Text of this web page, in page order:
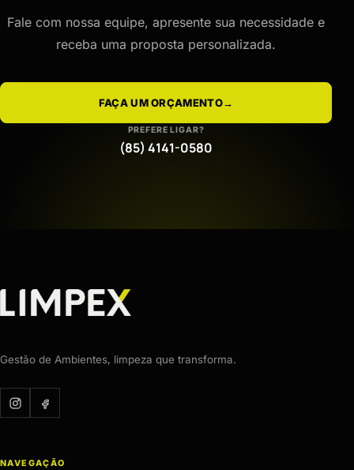
Fale com nossa equipe, apresente sua necessidade e
receba uma proposta personalizada.
FAÇA UM ORÇAMENTO→
PREFERE LIGAR?
(85) 4141-0580
Gestão de Ambientes, limpeza que transforma.
NAVEGAÇÃO